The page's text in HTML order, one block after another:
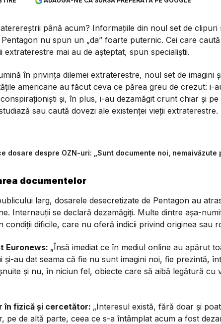
până acum? Informațiile din noul set de clipuri
nu spun un „da” foarte puternic. Cei care
extraterestre mai au de așteptat, spun specialiștii.
în privința dilemei extraterestre, noul set de imagini
americane au făcut ceva ce părea greu de crezut: i-
și, în plus, i-au dezamăgit crunt chiar și pe
sau caută dovezi ale existenței vieții extraterestre.
dosare despre OZN-uri: „Sunt documente noi, nemaivăzute
documentelor
larg, dosarele desecretizate de Pentagon au
Internauții se declară dezamăgiți. Multe dintre așa-
condiții dificile, care nu oferă indicii privind originea sau
Euronews: „Însă imediat ce în mediul online au apărut
și-au dat seama că fie nu sunt imagini noi, fie prezintă,
și nu, în niciun fel, obiecte care să aibă legătură cu
în fizică și cercetător: „Interesul există, fără doar și
pe de altă parte, ceea ce s-a întâmplat acum a fost